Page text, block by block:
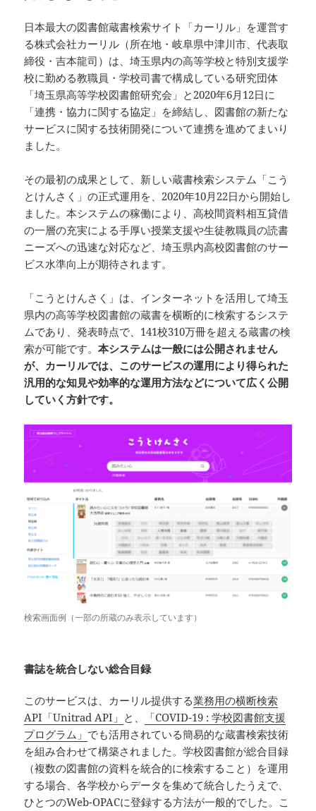
日本最大の図書館蔵書検索サイト「カーリル」を運営す
る株式会社カーリル（所在地・岐阜県中津川市、代表取
締役・吉本龍司）は、埼玉県内の高等学校と特別支援学
校に勤める教職員・学校司書で構成している研究団体
「埼玉県高等学校図書館研究会」と2020年6月12日に
「連携・協力に関する協定」を締結し、図書館の新たな
サービスに関する技術開発について連携を進めてまいり
ました。
その最初の成果として、新しい蔵書検索システム「こう
とけんさく」の正式運用を、2020年10月22日から開始し
ました。本システムの稼働により、高校間資料相互貸借
の一層の充実による手厚い授業支援や生徒教職員の読書
ニーズへの迅速な対応など、埼玉県内高校図書館のサー
ビス水準向上が期待されます。
「こうとけんさく」は、インターネットを活用して埼玉
県内の高等学校図書館の蔵書を横断的に検索するシステ
ムであり、発表時点で、141校310万冊を超える蔵書の検
索が可能です。本システムは一般には公開されません
が、カーリルでは、このサービスの運用により得られた
汎用的な知見や効率的な運用方法などについて広く公開
していく方針です。
検索画面例（一部の所蔵のみ表示しています）
書誌を統合しない総合目録
このサービスは、カーリル提供する業務用の横断検索
API「Unitrad API」 と、
「COVID-19 : 学校図書館支援
プログラム」 でも活用されている簡易的な蔵書検索技術
を組み合わせて構築されました。学校図書館が総合目録
（複数の図書館の資料を統合的に検索すること）を運用
する場合、各学校からデータを集めて統合したうえで、
ひとつのWeb-OPACに登録する方法が一般的でした。こ